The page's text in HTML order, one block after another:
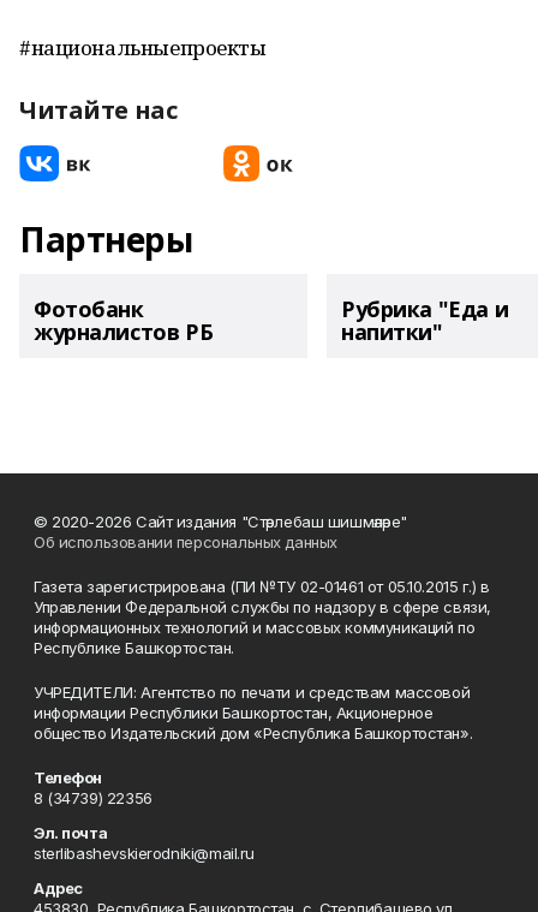
#национальныепроекты
Читайте нас
Партнеры
Фотобанк
журналистов РБ
Рубрика "Еда и
напитки"
© 2020-2026 Сайт издания "Стәрлебаш шишмәләре"
Об использовании персональных данных
Газета зарегистрирована (ПИ №ТУ 02-01461 от 05.10.2015 г.) в
Управлении Федеральной службы по надзору в сфере связи,
информационных технологий и массовых коммуникаций по
Республике Башкортостан.
УЧРЕДИТЕЛИ: Агентство по печати и средствам массовой
информации Республики Башкортостан, Акционерное
общество Издательский дом «Республика Башкортостан».
Телефон
8 (34739) 22356
Эл. почта
sterlibashevskierodniki@mail.ru
Адрес